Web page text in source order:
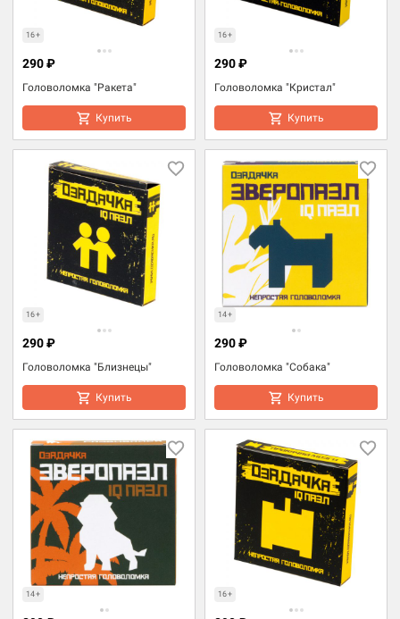
16+
Головоломка "Ракета"
290 ₽
Купить
16+
Головоломка "Кристал"
290 ₽
Купить
16+
Головоломка "Близнецы"
290 ₽
Купить
14+
Головоломка "Собака"
290 ₽
Купить
14+ 16+